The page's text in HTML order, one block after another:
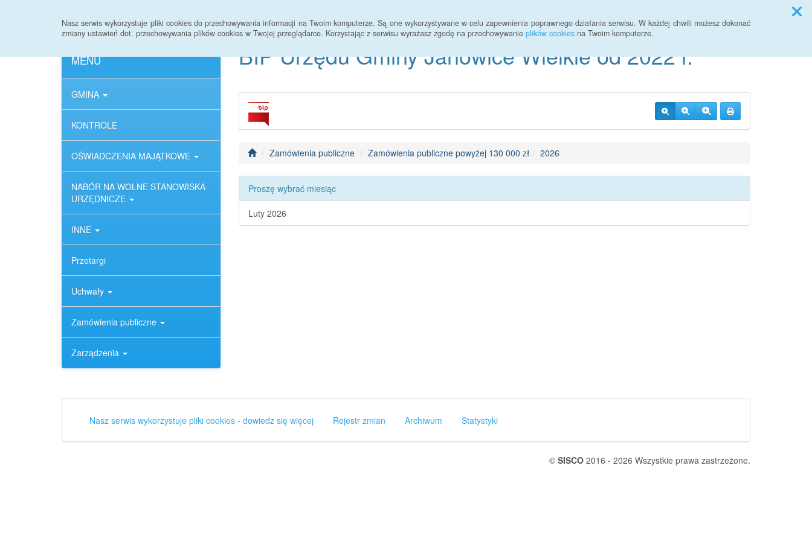
Nasz serwis wykorzystuje pliki cookies do przechowywania informacji na Twoim komputerze. Są one wykorzystywane w celu zapewnienia poprawnego działania serwisu. W każdej chwili możesz dokonać
zmiany ustawień dot. przechowywania plików cookies w Twojej przeglądarce. Korzystając z serwisu wyrażasz zgodę na przechowywanie plików cookies na Twoim komputerze.
MENU
GMINA
KONTROLE
OŚWIADCZENIA MAJĄTKOWE
NABÓR NA WOLNE STANOWISKA
URZĘDNICZE
INNE
Przetargi
Uchwały
Zamówienia publiczne
Zarządzenia
BIP Urzędu Gminy Janowice Wielkie od 2022 r.
Zamówienia publiczne Zamówienia publiczne powyżej 130 000 zł 2026
Proszę wybrać miesiąc
Luty 2026
Nasz serwis wykorzystuje pliki cookies - dowiedz się więcej Rejestr zmian Archiwum Statystyki
© SISCO 2016 - 2026 Wszystkie prawa zastrzeżone.